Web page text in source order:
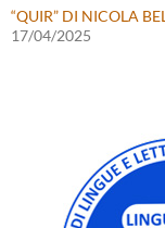
“QUIR” DI NICOLA
17/04/2025